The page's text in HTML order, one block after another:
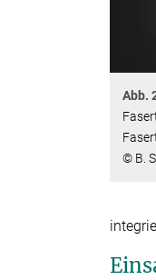
Abb.
© B.